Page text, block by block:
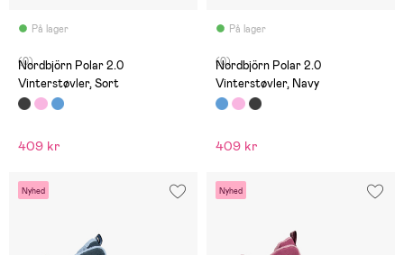
På lager
(0)
Nordbjörn Polar 2.0
Vinterstøvler, Sort
409 kr
På lager
(0)
Nordbjörn Polar 2.0
Vinterstøvler, Navy
409 kr
Nyhed Nyhed